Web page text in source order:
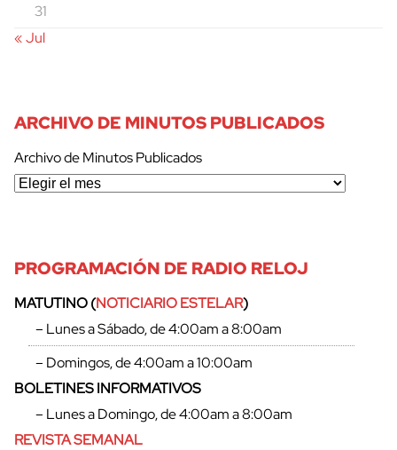
31
« Jul
ARCHIVO DE MINUTOS PUBLICADOS
Archivo de Minutos Publicados
PROGRAMACIÓN DE RADIO RELOJ
MATUTINO (NOTICIARIO ESTELAR)
– Lunes a Sábado, de 4:00am a 8:00am
– Domingos, de 4:00am a 10:00am
BOLETINES INFORMATIVOS
– Lunes a Domingo, de 4:00am a 8:00am
REVISTA SEMANAL